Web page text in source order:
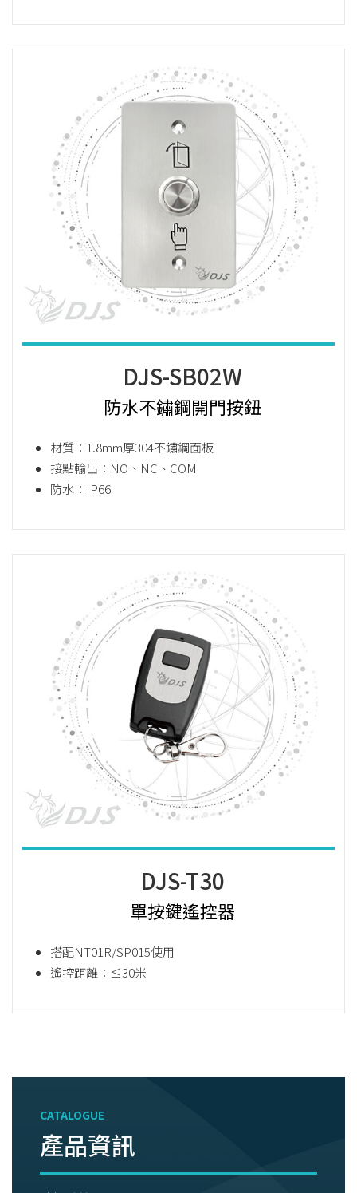
DJS-SB02W
防水不鏽鋼開門按鈕
材質：1.8mm厚304不鏽鋼面板
接點輸出：NO、NC、COM
防水：IP66
DJS-T30
單按鍵遙控器
搭配NT01R/SP015使用
遙控距離：≤30米
CATALOGUE
產品資訊